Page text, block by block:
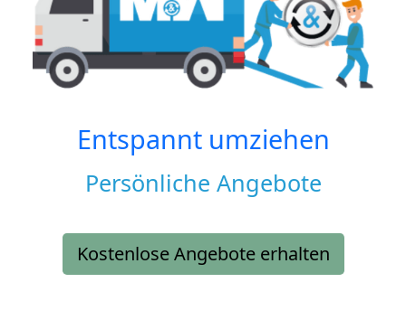
Entspannt umziehen
Persönliche Angebote
Kostenlose Angebote erhalten